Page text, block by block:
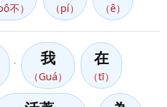
不） （pí） （ê）
我
（Guá）
在
（tī）